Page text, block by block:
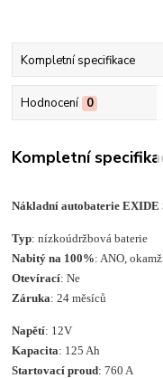
Kompletní specifikace
Hodnocení 0
Kompletní
Nákladní autobaterie EXIDE
Typ: nízkoúdržbová baterie
Nabitý na 100%: ANO,
Otevírací: Ne
Záruka: 24 měsíců
Napětí: 12V
Kapacita: 125 Ah
Startovací proud: 760 A